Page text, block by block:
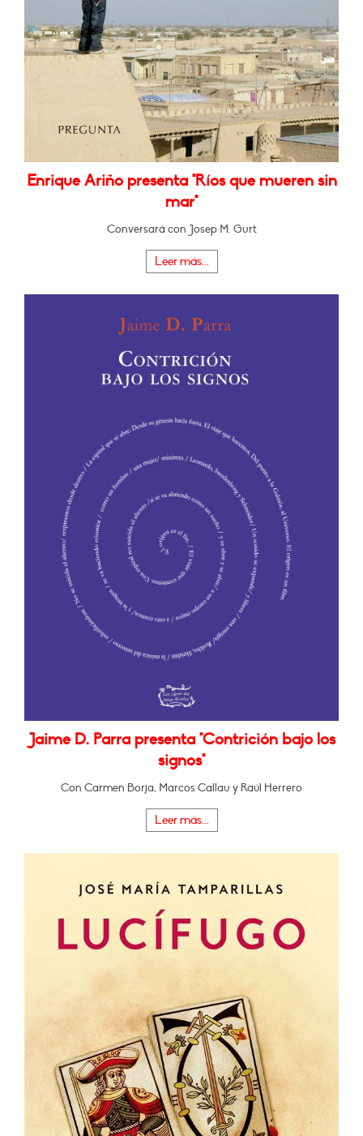
Enrique Ariño presenta "Ríos que mueren sin
mar"
Conversará con Josep M. Gurt
Leer más...
Jaime D. Parra presenta "Contrición bajo los
signos"
Con Carmen Borja, Marcos Callau y Raúl Herrero
Leer más...